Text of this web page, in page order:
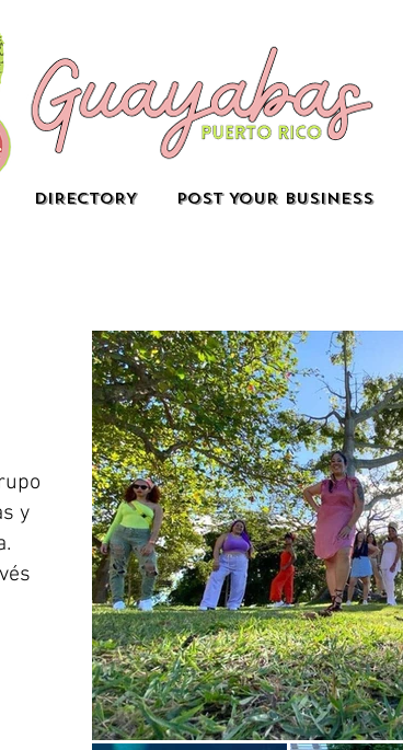
DIRECTORY POST YOUR BUSINESS
y